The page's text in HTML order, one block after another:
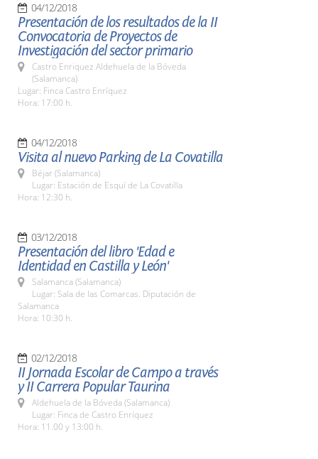
04/12/2018
Presentación de los resultados de la II
Convocatoria de Proyectos de
Investigación del sector primario
Castro Enriquez Aldehuela de la Bóveda
(Salamanca)
Lugar: Finca Castro Enríquez
Hora: 17:00 h.
04/12/2018
Visita al nuevo Parking de La Covatilla
Béjar (Salamanca)
Lugar: Estación de Esquí de La Covatilla
Hora: 12:30 h.
03/12/2018
Presentación del libro 'Edad e
Identidad en Castilla y León'
Salamanca (Salamanca)
Lugar: Sala de las Comarcas. Diputación de
Salamanca
Hora: 10:30 h.
02/12/2018
II Jornada Escolar de Campo a través
y II Carrera Popular Taurina
Aldehuela de la Bóveda (Salamanca)
Lugar: Finca de Castro Enríquez
Hora: 11.00 y 13:00 h.